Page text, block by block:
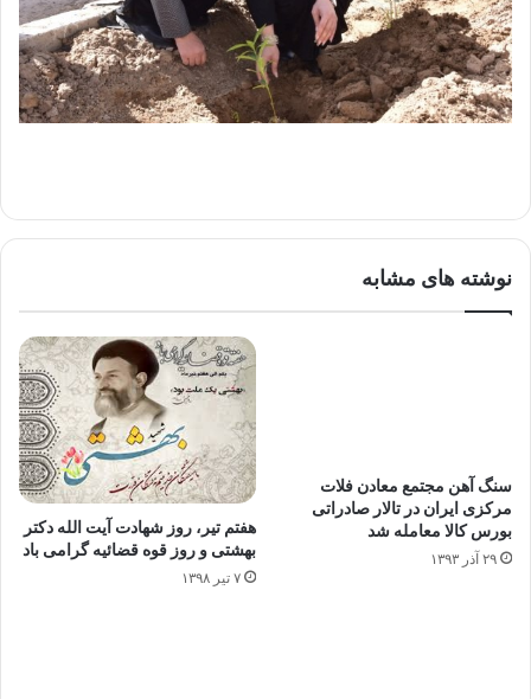
نوشته های مشابه
سنگ آهن مجتمع معادن فلات
مرکزی ایران در تالار صادراتی
بورس کالا معامله شد
۲۹ آذر ۱۳۹۳
هفتم تیر، روز شهادت آیت الله دكتر
بهشتی و روز قوه قضائیه گرامی باد
۷ تیر ۱۳۹۸